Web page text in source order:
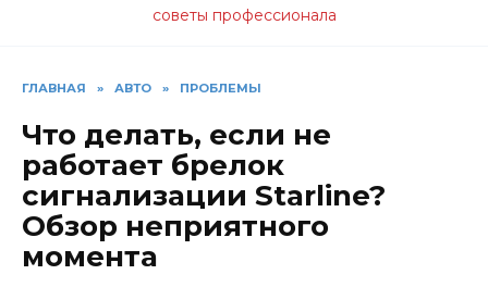
советы профессионала
ГЛАВНАЯ » АВТО » ПРОБЛЕМЫ
Что делать, если не
работает брелок
сигнализации Starline?
Обзор неприятного
момента